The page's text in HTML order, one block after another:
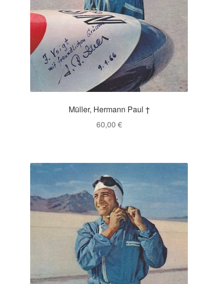
Müller, Hermann Paul †
60,00 €